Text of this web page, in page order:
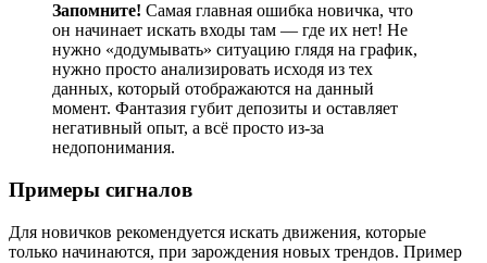
Запомните! Самая главная ошибка новичка, что
он начинает искать входы там — где их нет! Не
нужно «додумывать» ситуацию глядя на график,
нужно просто анализировать исходя из тех
данных, который отображаются на данный
момент. Фантазия губит депозиты и оставляет
негативный опыт, а всё просто из-за
недопонимания.
Примеры сигналов
Для новичков рекомендуется искать движения, которые
только начинаются, при зарождения новых трендов. Пример